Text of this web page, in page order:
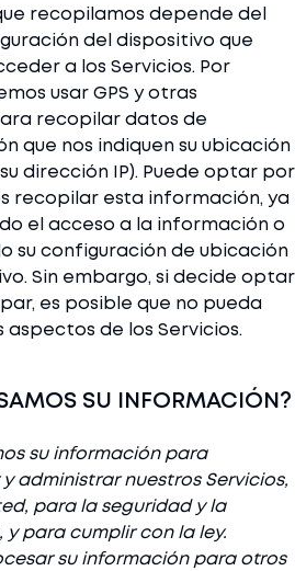
recopilamos depende del
del dispositivo que
a los Servicios. Por
usar GPS y otras
recopilar datos de
que nos indiquen su ubicación
dirección IP). Puede optar por
recopilar esta información, ya
el acceso a la información o
su configuración de ubicación
Sin embargo, si decide optar
es posible que no pueda
de los Servicios.
SU INFORMACIÓN?
su información para
administrar nuestros Servicios,
para la seguridad y la
para cumplir con la ley.
su información para otros